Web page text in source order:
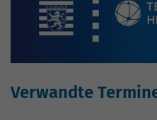
Verwandte